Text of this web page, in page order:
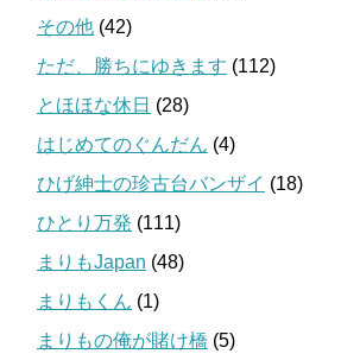
その他 (42)
ただ、勝ちにゆきます (112)
とほほな休日 (28)
はじめてのぐんだん (4)
ひげ紳士の珍古台バンザイ (18)
ひとり万発 (111)
まりもJapan (48)
まりもくん (1)
まりもの俺が賭け橋 (5)